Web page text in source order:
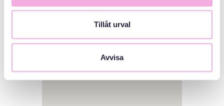
Tillåt urval
Avvisa